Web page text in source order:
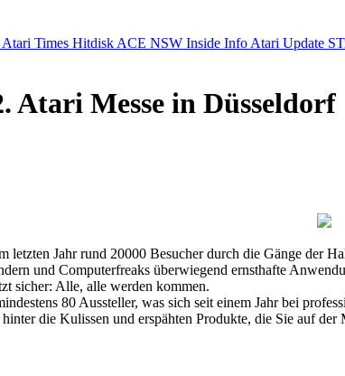
Atari Times Hitdisk ACE NSW Inside Info Atari Update
Atari Messe in Düsseldorf
letzten Jahr rund 20000 Besucher durch die Gänge der
und Computerfreaks überwiegend ernsthafte
sicher: Alle, alle werden kommen.
80 Aussteller, was sich seit einem Jahr bei
die Kulissen und erspähten Produkte, die Sie auf der